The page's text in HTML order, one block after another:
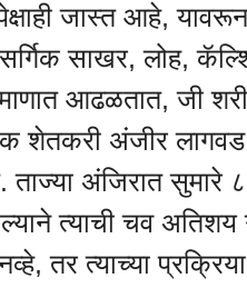
जास्त आहे, यावरून
साखर, लोह,
आढळतात, जी
शेतकरी अंजीर
ताज्या अंजिरात सुमारे
त्याची चव अतिशय
तर त्याच्या प्रक्रिया